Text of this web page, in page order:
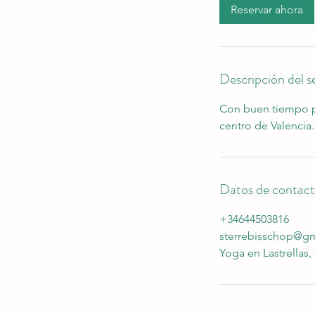
Reservar ahora
Descripción del
Con buen tiempo
centro de
Datos de
+34644503816
Yoga en